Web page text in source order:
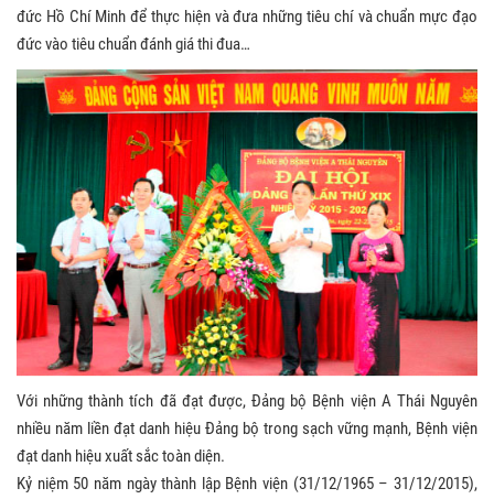
đức Hồ Chí Minh để thực hiện và đưa những tiêu chí và chuẩn mực đạo
đức vào tiêu chuẩn đánh giá thi đua…
Với những thành tích đã đạt được, Đảng bộ Bệnh viện A Thái Nguyên
nhiều năm liền đạt danh hiệu Đảng bộ trong sạch vững mạnh, Bệnh viện
đạt danh hiệu xuất sắc toàn diện.
Kỷ niệm 50 năm ngày thành lập Bệnh viện (31/12/1965 – 31/12/2015),